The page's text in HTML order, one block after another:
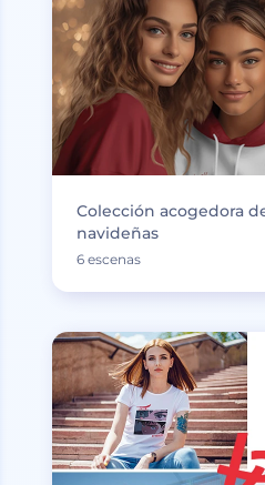
Colección acogedora
navideñas
6 escenas